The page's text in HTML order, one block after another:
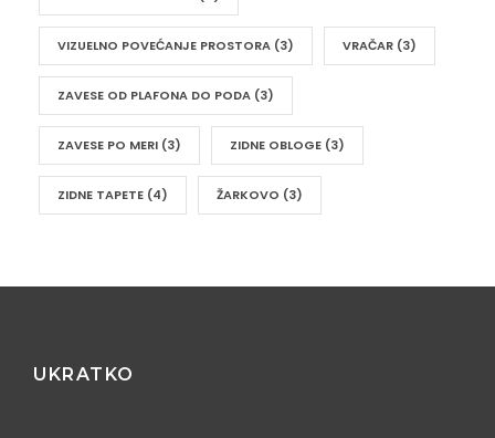
VIZUELNO POVEĆANJE PROSTORA (3) VRAČAR (3)
ZAVESE OD PLAFONA DO PODA (3)
ZAVESE PO MERI (3) ZIDNE OBLOGE (3)
ZIDNE TAPETE (4) ŽARKOVO (3)
UKRATKO